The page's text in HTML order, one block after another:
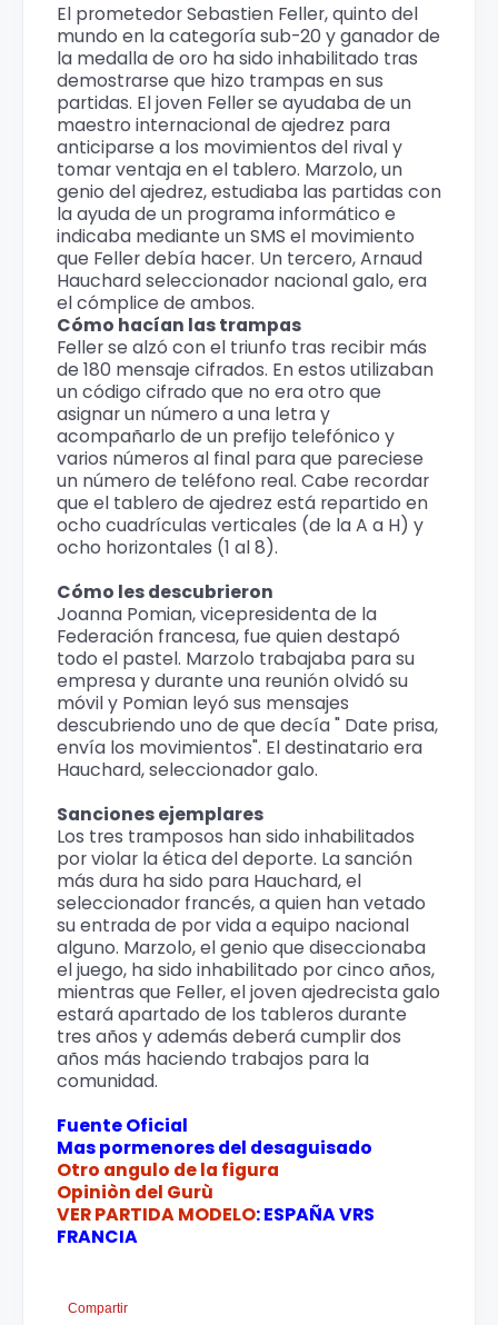
El prometedor Sebastien Feller, quinto del
mundo en la categoría sub-20 y ganador de
la medalla de oro ha sido inhabilitado tras
demostrarse que hizo trampas en sus
partidas. El joven Feller se ayudaba de un
maestro internacional de ajedrez para
anticiparse a los movimientos del rival y
tomar ventaja en el tablero. Marzolo, un
genio del ajedrez, estudiaba las partidas con
la ayuda de un programa informático e
indicaba mediante un SMS el movimiento
que Feller debía hacer. Un tercero, Arnaud
Hauchard seleccionador nacional galo, era
el cómplice de ambos.
Cómo hacían las trampas
Feller se alzó con el triunfo tras recibir más
de 180 mensaje cifrados. En estos utilizaban
un código cifrado que no era otro que
asignar un número a una letra y
acompañarlo de un prefijo telefónico y
varios números al final para que pareciese
un número de teléfono real. Cabe recordar
que el tablero de ajedrez está repartido en
ocho cuadrículas verticales (de la A a H) y
ocho horizontales (1 al 8).
Cómo les descubrieron
Joanna Pomian, vicepresidenta de la
Federación francesa, fue quien destapó
todo el pastel. Marzolo trabajaba para su
empresa y durante una reunión olvidó su
móvil y Pomian leyó sus mensajes
descubriendo uno de que decía " Date prisa,
envía los movimientos". El destinatario era
Hauchard, seleccionador galo.
Sanciones ejemplares
Los tres tramposos han sido inhabilitados
por violar la ética del deporte. La sanción
más dura ha sido para Hauchard, el
seleccionador francés, a quien han vetado
su entrada de por vida a equipo nacional
alguno. Marzolo, el genio que diseccionaba
el juego, ha sido inhabilitado por cinco años,
mientras que Feller, el joven ajedrecista galo
estará apartado de los tableros durante
tres años y además deberá cumplir dos
años más haciendo trabajos para la
comunidad.
Fuente Oficial
Mas pormenores del desaguisado
Otro angulo de la figura
Opiniòn del Gurù
VER PARTIDA MODELO: ESPAÑA VRS
FRANCIA
Compartir